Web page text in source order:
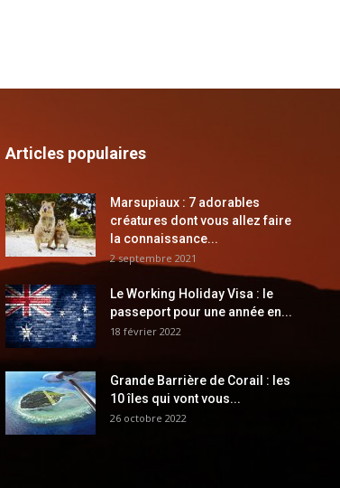
Articles populaires
Marsupiaux : 7 adorables
créatures dont vous allez faire
la connaissance...
2 septembre 2021
Le Working Holiday Visa : le
passeport pour une année en...
18 février 2022
Grande Barrière de Corail : les
10 îles qui vont vous...
26 octobre 2022